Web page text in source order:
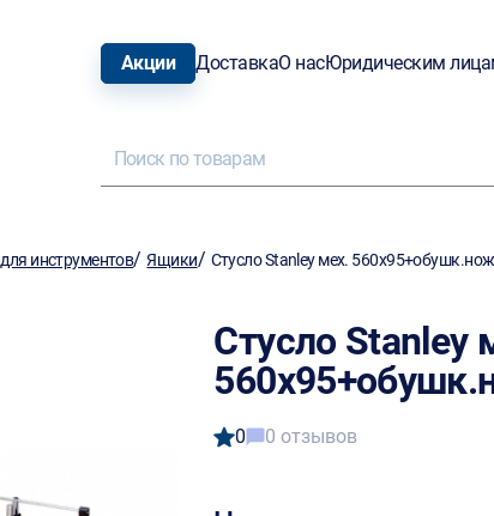
Акции ДоставкаО насЮридическим
инструментов/Ящики/ Стусло Stanley мех.
Стусло Stanley
0 0 отзывов